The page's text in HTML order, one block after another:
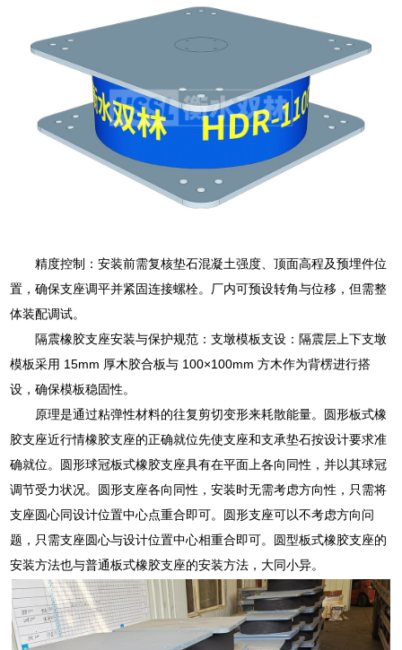
精度控制：安装前需复核垫石混凝土强度、顶面高程及预埋件位
置，确保支座调平并紧固连接螺栓。厂内可预设转角与位移，但需整
体装配调试。
隔震橡胶支座安装与保护规范：支墩模板支设：隔震层上下支墩
模板采用 15mm 厚木胶合板与 100×100mm 方木作为背楞进行搭
设，确保模板稳固性。
原理是通过粘弹性材料的往复剪切变形来耗散能量。圆形板式橡
胶支座近行情橡胶支座的正确就位先使支座和支承垫石按设计要求准
确就位。圆形球冠板式橡胶支座具有在平面上各向同性，并以其球冠
调节受力状况。圆形支座各向同性，安装时无需考虑方向性，只需将
支座圆心同设计位置中心点重合即可。圆形支座可以不考虑方向问
题，只需支座圆心与设计位置中心相重合即可。圆型板式橡胶支座的
安装方法也与普通板式橡胶支座的安装方法，大同小异。